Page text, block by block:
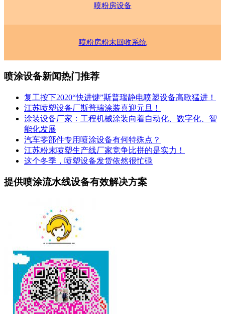
喷粉房设备
喷粉房粉末回收系统
喷涂设备新闻热门推荐
复工按下2020“快进键”斯普瑞静电喷塑设备高歌猛进！
江苏喷塑设备厂斯普瑞涂装喜迎元旦！
涂装设备厂家：工程机械涂装向着自动化、数字化、智
能化发展
汽车零部件专用喷涂设备有何特殊点？
江苏粉末喷塑生产线厂家竞争比拼的是实力！
这个冬季，喷塑设备发货依然很忙碌
提供喷涂流水线设备有效解决方案